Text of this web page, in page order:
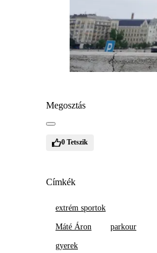
Megosztás
0 Tetszik
Címkék
extrém sportok
Máté Áron parkour
gyerek